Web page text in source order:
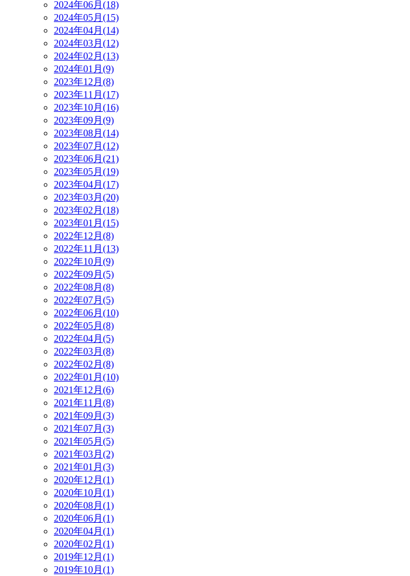
2024年06月(18)
2024年05月(15)
2024年04月(14)
2024年03月(12)
2024年02月(13)
2024年01月(9)
2023年12月(8)
2023年11月(17)
2023年10月(16)
2023年09月(9)
2023年08月(14)
2023年07月(12)
2023年06月(21)
2023年05月(19)
2023年04月(17)
2023年03月(20)
2023年02月(18)
2023年01月(15)
2022年12月(8)
2022年11月(13)
2022年10月(9)
2022年09月(5)
2022年08月(8)
2022年07月(5)
2022年06月(10)
2022年05月(8)
2022年04月(5)
2022年03月(8)
2022年02月(8)
2022年01月(10)
2021年12月(6)
2021年11月(8)
2021年09月(3)
2021年07月(3)
2021年05月(5)
2021年03月(2)
2021年01月(3)
2020年12月(1)
2020年10月(1)
2020年08月(1)
2020年06月(1)
2020年04月(1)
2020年02月(1)
2019年12月(1)
2019年10月(1)